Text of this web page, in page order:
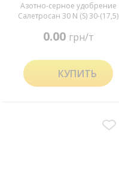
Азотно-серное удобрение
Салетросан 30 N (S) 30-(17,5)
0.00 грн/т
КУПИТЬ